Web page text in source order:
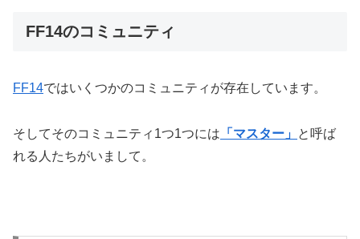
FF14のコミュニティ
FF14ではいくつかのコミュニティが存在しています。
そしてそのコミュニティ1つ1つには 「マスター」 と呼ば
れる人たちがいまして。